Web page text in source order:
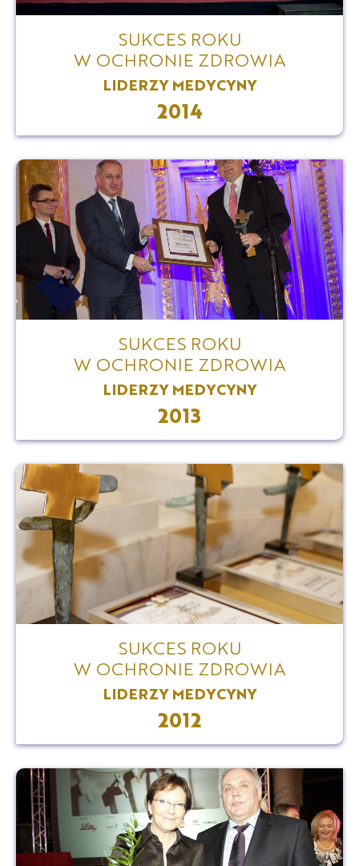
SUKCES ROKU
W OCHRONIE ZDROWIA
LIDERZY MEDYCYNY
2014
SUKCES ROKU
W OCHRONIE ZDROWIA
LIDERZY MEDYCYNY
2013
SUKCES ROKU
W OCHRONIE ZDROWIA
LIDERZY MEDYCYNY
2012